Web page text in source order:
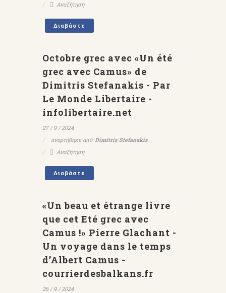
Αναζήτηση
Διαβάστε
Octobre grec avec «Un été
grec avec Camus» de
Dimitris Stefanakis - Par
Le Monde Libertaire -
infolibertaire.net
27 / 9 / 2024
αναρτήθηκε από:Dimitris Stefanakis
Αναζήτηση
Διαβάστε
«Un beau et étrange livre
que cet Eté grec avec
Camus !» Pierre Glachant -
Un voyage dans le temps
d’Albert Camus -
courrierdesbalkans.fr
26 / 9 / 2024